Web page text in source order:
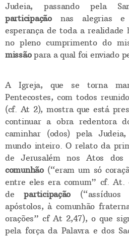
Judeia, passando pela
participação nas alegrias e
esperança de toda a realidade
no pleno cumprimento do
missãopara a qual foi enviado
A Igreja, que se torna
Pentecostes, com todos
(cf. At 2), mostra que está
continuar a obra redentora
caminhar (odos) pela
mundo inteiro. O relato da
de Jerusalém nos Atos dos
comunhão (“eram um só
entre eles era comum” cf. At.
departicipação
apóstolos, à comunhão
orações” cf At 2,47), o que
pela força da Palavra e dos